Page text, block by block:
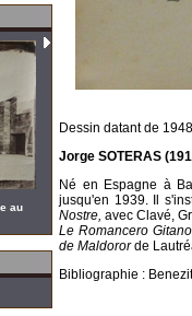
au
Dessin datant de
Jorge SOTERAS
Né en Espagne à
jusqu'en 1939. Il
Nostre, avec Clavé,
Le Romancero Gitano
de Maldororde
Bibliographie :